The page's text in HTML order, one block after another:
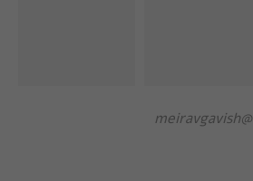
@meiravgavish